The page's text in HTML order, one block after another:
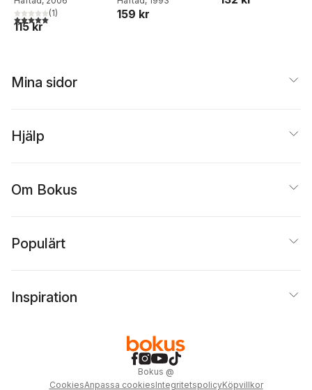
5,0utav 5 stjärnor. Totalt antal röster:
(1)
115 kr
159 kr
Mina sidor
Hjälp
Om Bokus
Populärt
Inspiration
Bokus @
CookiesAnpassa cookiesIntegritetspolicyKöpvillkor